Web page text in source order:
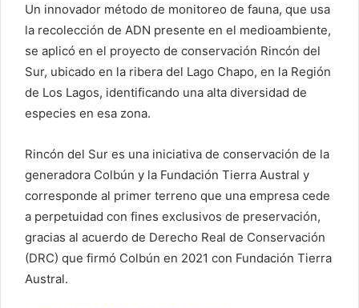
Un innovador método de monitoreo de fauna, que usa
la recolección de ADN presente en el medioambiente,
se aplicó en el proyecto de conservación Rincón del
Sur, ubicado en la ribera del Lago Chapo, en la Región
de Los Lagos, identificando una alta diversidad de
especies en esa zona.
Rincón del Sur es una iniciativa de conservación de la
generadora Colbún y la Fundación Tierra Austral y
corresponde al primer terreno que una empresa cede
a perpetuidad con fines exclusivos de preservación,
gracias al acuerdo de Derecho Real de Conservación
(DRC) que firmó Colbún en 2021 con Fundación Tierra
Austral.